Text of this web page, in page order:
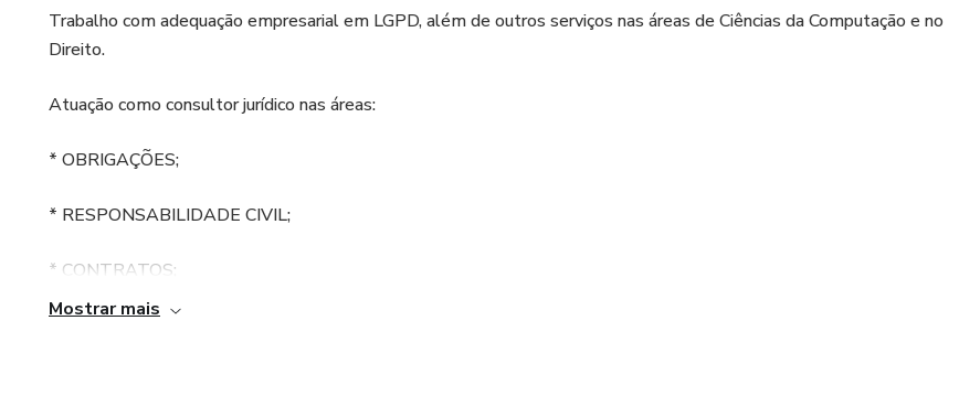
Trabalho com adequação empresarial em LGPD, além de outros serviços nas áreas de Ciências da Computação e no
Direito.
Atuação como consultor jurídico nas áreas:
* OBRIGAÇÕES;
* RESPONSABILIDADE CIVIL;
* CONTRATOS;
Mostrar mais